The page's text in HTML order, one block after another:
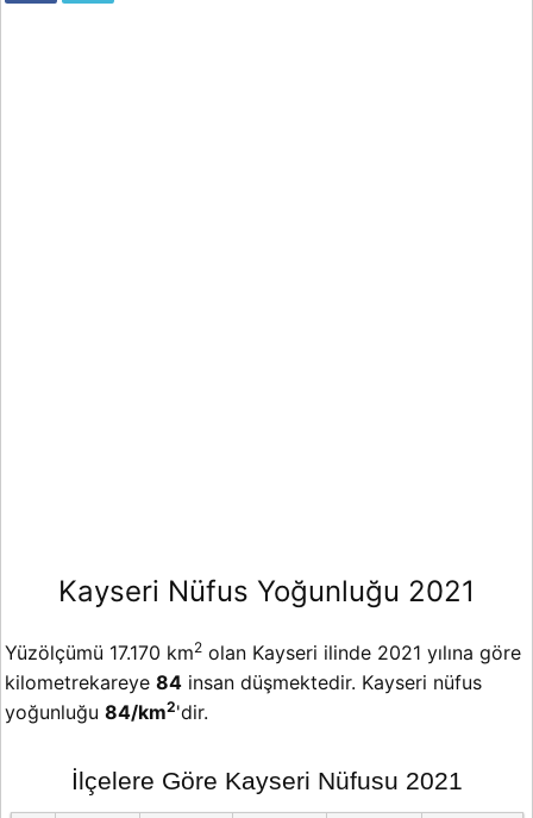
Kayseri Nüfus Yoğunluğu 2021
Yüzölçümü 17.170 km2 olan Kayseri ilinde 2021 yılına göre
kilometrekareye 84 insan düşmektedir. Kayseri nüfus
yoğunluğu 84/km2'dir.
İlçelere Göre Kayseri Nüfusu 2021